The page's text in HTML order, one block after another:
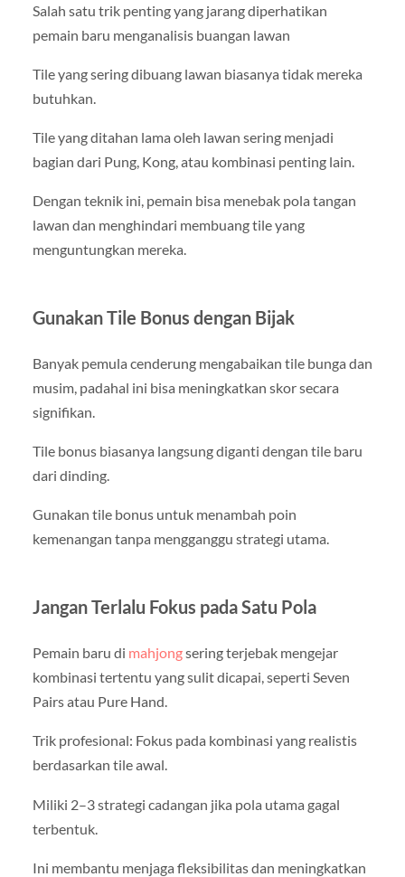
Salah satu trik penting yang jarang diperhatikan
pemain baru menganalisis buangan lawan
Tile yang sering dibuang lawan biasanya tidak mereka
butuhkan.
Tile yang ditahan lama oleh lawan sering menjadi
bagian dari Pung, Kong, atau kombinasi penting lain.
Dengan teknik ini, pemain bisa menebak pola tangan
lawan dan menghindari membuang tile yang
menguntungkan mereka.
Gunakan Tile Bonus dengan Bijak
Banyak pemula cenderung mengabaikan tile bunga dan
musim, padahal ini bisa meningkatkan skor secara
signifikan.
Tile bonus biasanya langsung diganti dengan tile baru
dari dinding.
Gunakan tile bonus untuk menambah poin
kemenangan tanpa mengganggu strategi utama.
Jangan Terlalu Fokus pada Satu Pola
Pemain baru di mahjongsering terjebak mengejar
kombinasi tertentu yang sulit dicapai, seperti Seven
Pairs atau Pure Hand.
Trik profesional: Fokus pada kombinasi yang realistis
berdasarkan tile awal.
Miliki 2–3 strategi cadangan jika pola utama gagal
terbentuk.
Ini membantu menjaga fleksibilitas dan meningkatkan